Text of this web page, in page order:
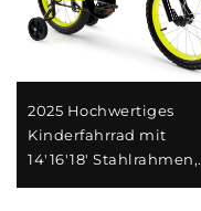
2025 Hochwertiges
Kinderfahrrad mit
14'16'18' Stahlrahmen,